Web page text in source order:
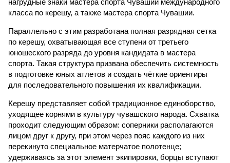
нагрудные знаки мастера спорта Чувашии международного
класса по керешу, а также мастера спорта Чувашии.
Параллельно с этим разработана полная разрядная сетка
по керешу, охватывающая все ступени от третьего
юношеского разряда до уровня кандидата в мастера
спорта. Такая структура призвана обеспечить системность
в подготовке юных атлетов и создать чёткие ориентиры
для последовательного повышения их квалификации.
Керешу представляет собой традиционное единоборство,
уходящее корнями в культуру чувашского народа. Схватка
проходит следующим образом: соперники располагаются
лицом друг к другу, при этом через пояс каждого из них
перекинуто специальное матерчатое полотенце;
удерживаясь за этот элемент экипировки, борцы вступают